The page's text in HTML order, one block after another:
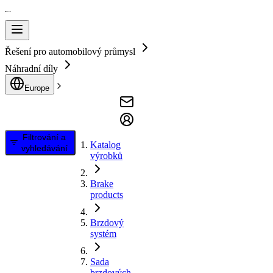
Řešení pro automobilový průmysl
Náhradní díly
Europe
Filtrování a
vyhledávání
Katalog
výrobků
Brake
products
Brzdový
systém
Sada